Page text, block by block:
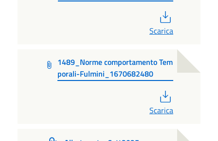
Scarica
1489_Norme comportamento Tem
porali-Fulmini_1670682480
Scarica